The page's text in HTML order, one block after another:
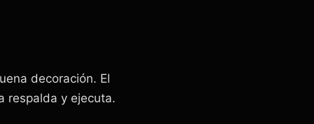
decoración. El
respalda y ejecuta.